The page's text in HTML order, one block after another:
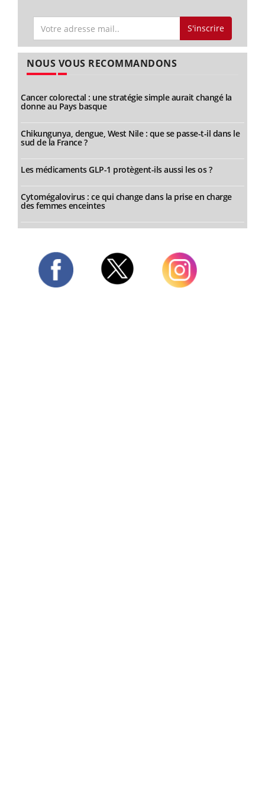
S'inscrire
NOUS VOUS RECOMMANDONS
Cancer colorectal : une stratégie simple aurait changé la
donne au Pays basque
Chikungunya, dengue, West Nile : que se passe-t-il dans le
sud de la France ?
Les médicaments GLP-1 protègent-ils aussi les os ?
Cytomégalovirus : ce qui change dans la prise en charge
des femmes enceintes